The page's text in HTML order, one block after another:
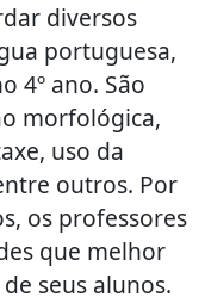
diversos
portuguesa,
4º ano. São
morfológica,
uso da
outros. Por
os professores
que melhor
seus alunos.